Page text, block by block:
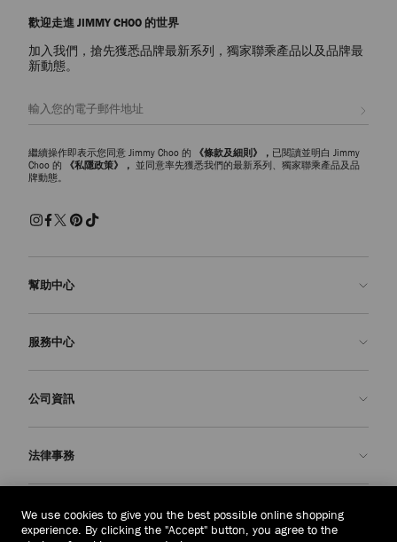
歡迎走進 JIMMY CHOO 的世界
加入我們，搶先獲悉品牌最新系列，獨家聯乘產品以及品牌最
新動態。
繼續操作即表示您同意 Jimmy Choo 的 《條款及細則》， 已閱讀並明白 Jimmy
Choo 的
《私隱政策》， 並同意率先獲悉我們的最新系列、獨家聯乘產品及品
牌動態。
幫助中心
常見問題解答
申請退貨
送貨
服務中心
定制服務
保修服務
公司資訊
我們的歷史
我們的影響與責任
法律事務
條款與條件
越南(₫)
We use cookies to give you the best possible online shopping
experience. By clicking the "Accept" button, you agree to the